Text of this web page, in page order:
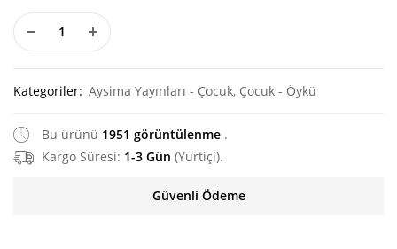
Kategoriler: Aysima Yayınları - Çocuk, Çocuk - Öykü
Bu ürünü 1951 görüntülenme .
Kargo Süresi: 1-3 Gün (Yurtiçi).
Güvenli Ödeme